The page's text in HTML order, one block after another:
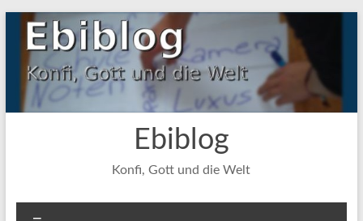
Zum
Inhalt
springen
Ebiblog
Konfi, Gott und die Welt